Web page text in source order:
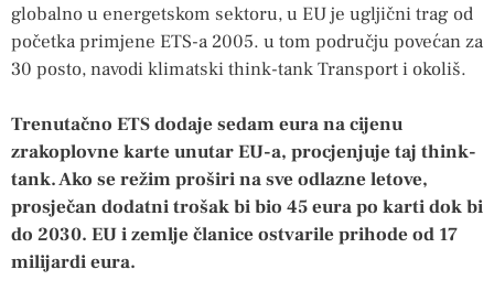
globalno u energetskom sektoru, u EU je ugljični trag od
početka primjene ETS-a 2005. u tom području povećan za
30 posto, navodi klimatski think-tank Transport i okoliš.
Trenutačno ETS dodaje sedam eura na cijenu
zrakoplovne karte unutar EU-a, procjenjuje taj think-
tank. Ako se režim proširi na sve odlazne letove,
prosječan dodatni trošak bi bio 45 eura po karti dok bi
do 2030. EU i zemlje članice ostvarile prihode od 17
milijardi eura.